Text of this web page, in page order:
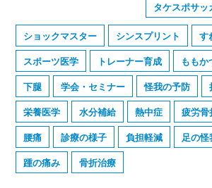
タケスポサッ
ショックマスター シンスプリント
す
スポーツ医学
トレーナー育成 ももか
下腿
学会・セミナー 怪我の予防
栄養医学
水分補給 熱中症 疲労骨
腰痛
診療の様子 負担軽減 足の怪
踵の痛み
骨折治療